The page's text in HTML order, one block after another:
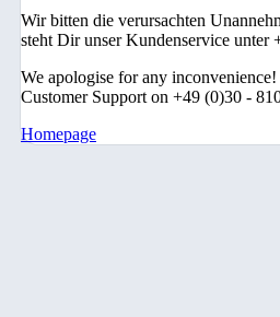
Wir bitten die verursachten
steht Dir unser Kundenservice unter
We apologise for any
Customer Support on +49 (0)30 -
Homepage